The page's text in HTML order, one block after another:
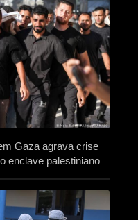
Gaza agrava crise
enclave palestiniano